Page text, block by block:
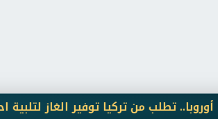
من تركيا توفير الغاز لتلبية احتياجاتها